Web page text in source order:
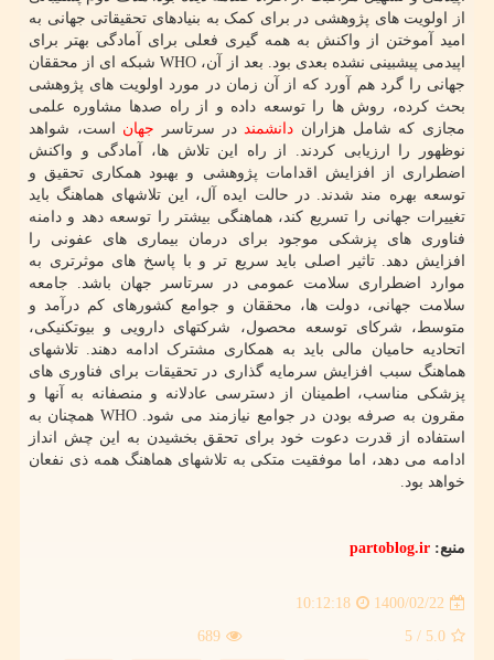
از اولویت های پژوهشی در برای کمک به بنیادهای تحقیقاتی جهانی به
امید آموختن از واکنش به همه گیری فعلی برای آمادگی بهتر برای
اپیدمی پیشبینی نشده بعدی بود. بعد از آن، WHO شبکه ای از محققان
جهانی را گرد هم آورد که از آن زمان در مورد اولویت های پژوهشی
بحث کرده، روش ها را توسعه داده و از راه صدها مشاوره علمی
مجازی که شامل هزاران دانشمند در سرتاسر جهان است، شواهد
نوظهور را ارزیابی کردند. از راه این تلاش ها، آمادگی و واکنش
اضطراری از افزایش اقدامات پژوهشی و بهبود همکاری تحقیق و
توسعه بهره مند شدند. در حالت ایده آل، این تلاشهای هماهنگ باید
تغییرات جهانی را تسریع کند، هماهنگی بیشتر را توسعه دهد و دامنه
فناوری های پزشکی موجود برای درمان بیماری های عفونی را
افزایش دهد. تاثیر اصلی باید سریع تر و با پاسخ های موثرتری به
موارد اضطراری سلامت عمومی در سرتاسر جهان باشد. جامعه
سلامت جهانی، دولت ها، محققان و جوامع کشورهای کم درآمد و
متوسط، شرکای توسعه محصول، شرکتهای دارویی و بیوتکنیکی،
اتحادیه حامیان مالی باید به همکاری مشترک ادامه دهند. تلاشهای
هماهنگ سبب افزایش سرمایه گذاری در تحقیقات برای فناوری های
پزشکی مناسب، اطمینان از دسترسی عادلانه و منصفانه به آنها و
مقرون به صرفه بودن در جوامع نیازمند می شود. WHO همچنان به
استفاده از قدرت دعوت خود برای تحقق بخشیدن به این چش انداز
ادامه می دهد، اما موفقیت متکی به تلاشهای هماهنگ همه ذی نفعان
خواهد بود.
منبع: partoblog.ir
1400/02/22
10:12:18
5.0
/ 5
689